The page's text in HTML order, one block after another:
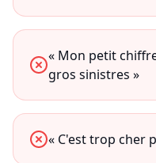
« Mon petit
gros sinistres »
« C'est trop cher